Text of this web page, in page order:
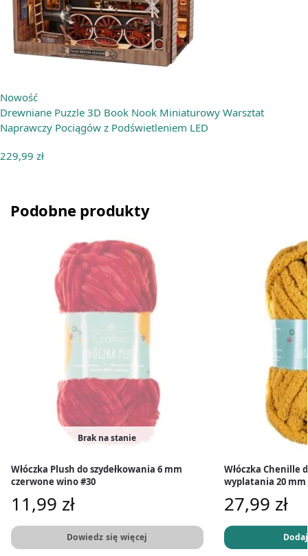
Nowość
Drewniane Puzzle 3D Book Nook Miniaturowy Warsztat
Naprawczy Pociągów z Podświetleniem LED
229,99 zł
Podobne produkty
Brak na stanie
Włóczka Plush do szydełkowania 6 mm
czerwone wino #30
11,99 zł
Dowiedz się więcej
Włóczka Chenille
wyplatania 20 mm
27,99 zł